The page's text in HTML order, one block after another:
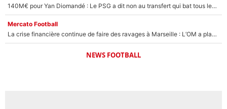
140M€ pour Yan Diomandé : Le PSG a dit non au transfert qui bat tous les records sur le mercato
Mercato Football
La crise financière continue de faire des ravages à Marseille : L’OM a placé 12 joueurs sur le marché des transferts… et ça pourrait lui rapporter près de 100M€ !
NEWS FOOTBALL